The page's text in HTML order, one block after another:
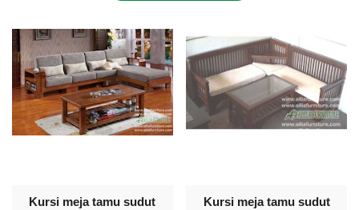
Kursi meja tamu sudut
Kursi meja tamu sudut